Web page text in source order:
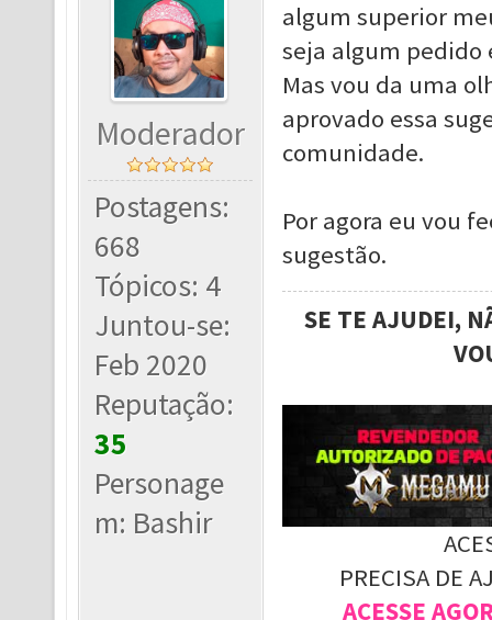
Moderador
Postagens:
668
Tópicos: 4
Juntou-se:
Feb 2020
Reputação:
35
Personage
m: Bashir
algum superior
seja algum pedido
Mas vou da uma
aprovado essa
comunidade.
Por agora eu vou
sugestão.
SE TE AJUDEI,
PRECISA DE
ACESSE